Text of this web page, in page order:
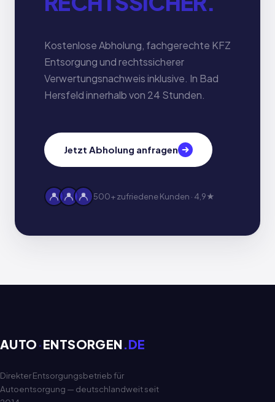
Kostenlose Abholung, fachgerechte KFZ
Entsorgung und rechtssicherer
Verwertungsnachweis inklusive. In Bad
Hersfeld innerhalb von 24 Stunden.
Jetzt Abholung anfragen
500+ zufriedene Kunden · 4,9★
AUTO ·ENTSORGEN .DE
Direkter Entsorgungsbetrieb für
Autoentsorgung — deutschlandweit seit